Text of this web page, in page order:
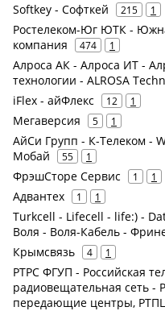
Softkey - Софткей 215 1
Ростелеком-Юг ЮТК -
компания
474 1
Алроса АК - Алроса ИТ -
технологии - ALROSA
iFlex - айФлекс 12 1
Мегаверсия 5 1
АйСи Групп - К-Телеком -
Мобай
55 1
ФрэшСторе Сервис 1 1
Адвантех 1 1
Turkcell - Lifecell - life:) -
Воля - Воля-Кабель -
Крымсвязь 4 1
РТРС ФГУП - Российская
радиовещательная сеть -
передающие центры,